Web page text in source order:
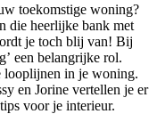
toekomstige woning?
vertellen je er
voor je interieur.